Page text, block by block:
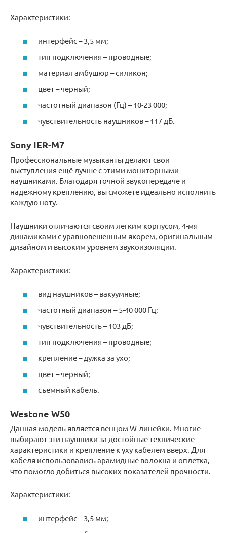
Характеристики:
интерфейс – 3,5 мм;
тип подключения – проводные;
материал амбушюр – силикон;
цвет – черный;
частотный диапазон (Гц) – 10-23 000;
чувствительность наушников – 117 дБ.
Sony IER-M7
Профессиональные музыканты делают свои
выступления ещё лучше с этими мониторными
наушниками. Благодаря точной звукопередаче и
надежному креплению, вы сможете идеально исполнить
каждую ноту.
Наушники отличаются своим легким корпусом, 4-мя
динамиками с уравновешенным якорем, оригинальным
дизайном и высоким уровнем звукоизоляции.
Характеристики:
вид наушников – вакуумные;
частотный диапазон – 5-40 000 Гц;
чувствительность – 103 дБ;
тип подключения – проводные;
крепление – дужка за ухо;
цвет – черный;
съемный кабель.
Westone W50
Данная модель является венцом W-линейки. Многие
выбирают эти наушники за достойные технические
характеристики и крепление к уху кабелем вверх. Для
кабеля использовались арамидные волокна и оплетка,
что помогло добиться высоких показателей прочности.
Характеристики:
интерфейс – 3,5 мм;